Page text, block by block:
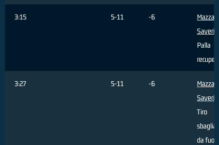
3:15 5-11 -6
Saverio
Palla
3:27 5-11 -6
Saverio
Tiro
da fuori